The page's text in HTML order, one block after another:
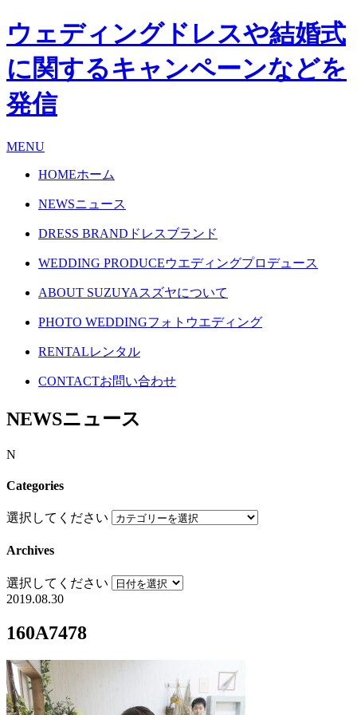
ウェディングドレスや結婚式
に関するキャンペーンなどを
発信
MENU
HOMEホーム
NEWSニュース
DRESS BRAND ドレスブランド
WEDDING PRODUCEウエディングプロデュース
ABOUT SUZUYA スズヤについて
PHOTO WEDDINGフォトウエディング
RENTALレンタル
CONTACTお問い合わせ
NEWSニュース
N
Categories
選択してください
Archives
選択してください
2019.08.30
160A7478